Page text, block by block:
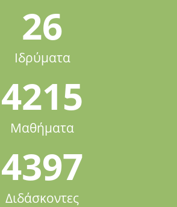
26
Ιδρύματα
4215
Μαθήματα
4397
Διδάσκοντες